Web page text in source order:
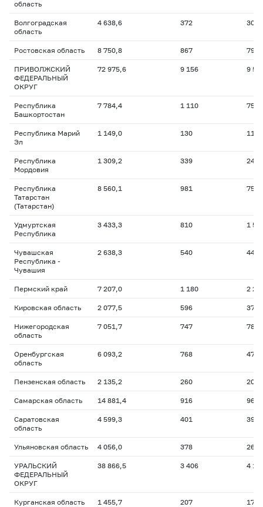
область
Волгоградская
область
4 638,6 372
Ростовская область 8 750,8 867
ПРИВОЛЖСКИЙ
ФЕДЕРАЛЬНЫЙ
ОКРУГ
72 975,6 9 156 9
Республика
Башкортостан
7 784,4 1 110
Республика Марий
Эл
1 149,0 130
Республика
Мордовия
1 309,2 339
Республика
Татарстан
(Татарстан)
8 560,1 981
Удмуртская
Республика
3 433,3 810 1
Чувашская
Республика -
Чувашия
2 638,3 540
Пермский край 7 207,0 1 180 2
Кировская область 2 077,5 596
Нижегородская
область
7 051,7 747
Оренбургская
область
6 093,2 768
Пензенская область 2 135,2 260
Самарская область 14 881,4 916
Саратовская
область
4 599,3 401
Ульяновская область 4 056,0 378
УРАЛЬСКИЙ
ФЕДЕРАЛЬНЫЙ
ОКРУГ
38 866,5 3 406 4
Курганская область 1 455,7 207